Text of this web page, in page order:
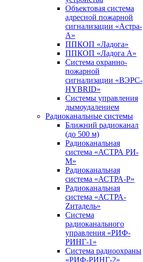
Объектовая система
адресной пожарной
сигнализации «Астра-
А»
ППКОП «Ладога»
ППКОП «Ладога А»
Система охранно-
пожарной
сигнализации «ВЭРС-
HYBRID»
Системы управления
дымоудалением
Радиоканальные системы
Ближний радиоканал
(до 500 м)
Радиоканальная
система «АСТРА РИ-
М»
Радиоканальная
система «АСТРА-Р»
Радиоканальная
система «АСТРА-
Zитадель»
Система
радиоканального
управления «РИФ-
РИНГ-1»
Система радиоохраны
«РИФ-РИНГ-2»